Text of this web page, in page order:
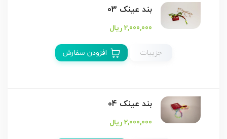
بند عینک 03
2,000,000 ریال
جزییات
افزودن سفارش
بند عینک 04
2,000,000 ریال